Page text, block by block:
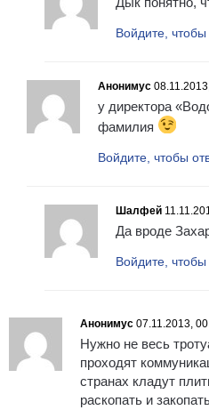
Войдите, чтобы
Анонимус
у директора
фамилия
Войдите, чтобы
Шалфей
Да вроде
Войдите, чтобы
Анонимус 07.11.2013,
Нужно не весь
проходят
странах кладут
раскопать и